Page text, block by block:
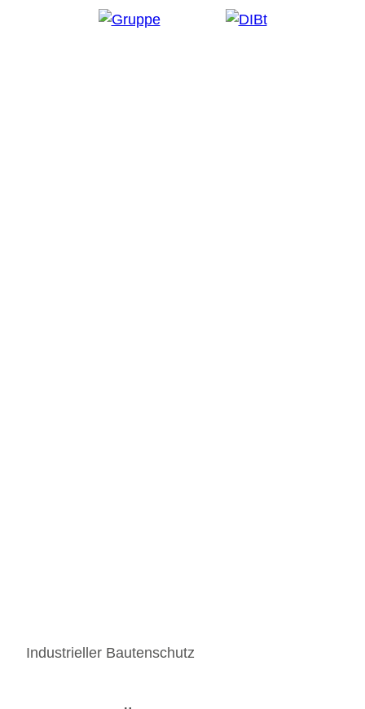
Industrieller Bautenschutz